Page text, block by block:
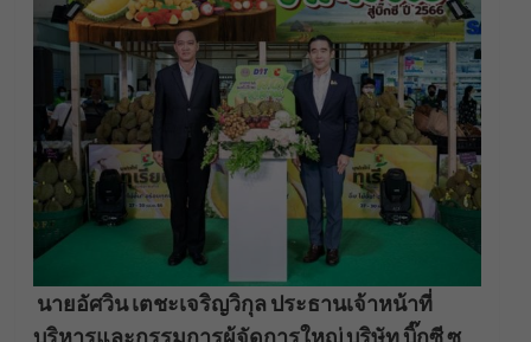
นายอัศวิน เตชะเจริญวิกุล ประธานเจ้าหน้าที่
บริหารและกรรมการผู้จัดการใหญ่ บริษัท บิ๊กซี ซู